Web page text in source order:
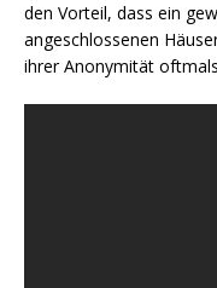
den Vorteil, dass ein
angeschlossenen
ihrer Anonymität